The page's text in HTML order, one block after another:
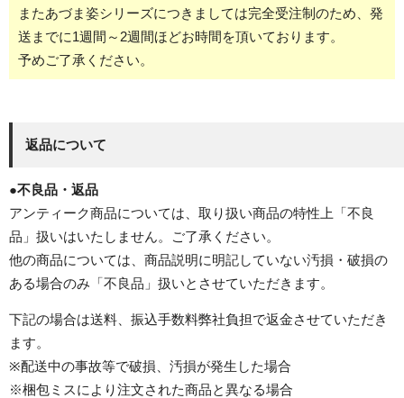
またあづま姿シリーズにつきましては完全受注制のため、発
送までに1週間～2週間ほどお時間を頂いております。
予めご了承ください。
返品について
●不良品・返品
アンティーク商品については、取り扱い商品の特性上「不良
品」扱いはいたしません。ご了承ください。
他の商品については、商品説明に明記していない汚損・破損の
ある場合のみ「不良品」扱いとさせていただきます。
下記の場合は送料、振込手数料弊社負担で返金させていただき
ます。
※配送中の事故等で破損、汚損が発生した場合
※梱包ミスにより注文された商品と異なる場合